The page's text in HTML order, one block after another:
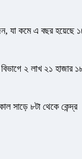
যা কমে এ বছর হয়েছে
২ লাখ ২১ হাজার
সাড়ে ৮টা থেকে কেন্দ্র